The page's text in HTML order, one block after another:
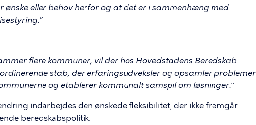
ønske eller behov herfor og at det er i sammenhæng med
flere kommuner, vil der hos Hovedstadens Beredskab
stab, der erfaringsudveksler og opsamler problemer
og etablerer kommunalt samspil om løsninger.”
indarbejdes den ønskede fleksibilitet, der ikke fremgår
beredskabspolitik.